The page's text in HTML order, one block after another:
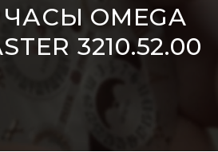
OMEGA
3210.52.00